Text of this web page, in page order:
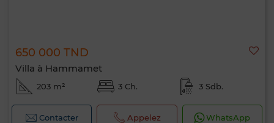
650 000 TND
Villa à Hammamet
203 m² 3 Ch. 3 Sdb.
Contacter Appelez WhatsApp